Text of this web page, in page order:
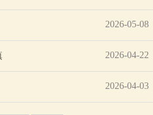
2026-05-08
2026-04-22
2026-04-03